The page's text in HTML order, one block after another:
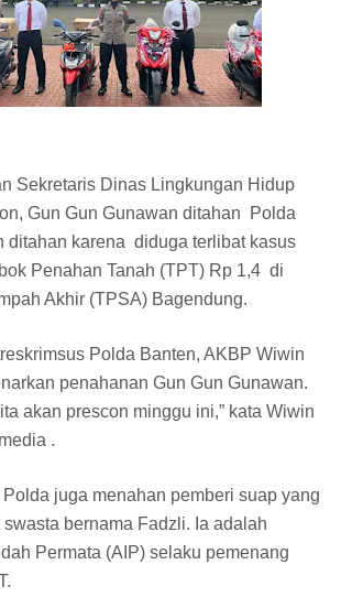
Sekretaris Dinas Lingkungan Hidup
Gun Gun Gunawan ditahan Polda
ditahan karena diduga terlibat kasus
Penahan Tanah (TPT) Rp 1,4 di
Akhir (TPSA) Bagendung.
Polda Banten, AKBP Wiwin
penahanan Gun Gun Gunawan.
akan prescon minggu ini,” kata Wiwin
.
juga menahan pemberi suap yang
bernama Fadzli. Ia adalah
Permata (AIP) selaku pemenang